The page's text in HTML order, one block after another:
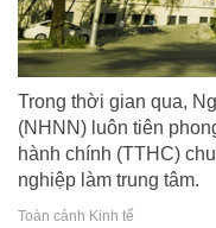
Trong thời gian qua,
(NHNN) luôn tiên
hành chính (TTHC)
nghiệp làm trung tâm.
Toàn cảnh Kinh tế